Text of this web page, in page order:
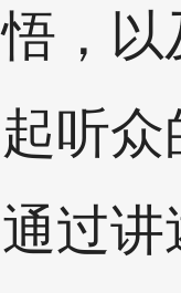
悟，以
起听众
通过